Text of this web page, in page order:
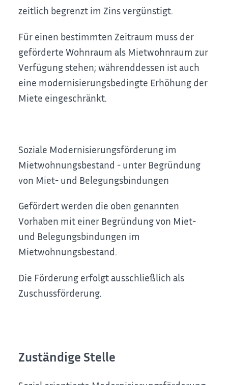
zeitlich begrenzt im Zins vergünstigt.
Für einen bestimmten Zeitraum muss der
geförderte Wohnraum als Mietwohnraum zur
Verfügung stehen; währenddessen ist auch
eine modernisierungsbedingte Erhöhung der
Miete eingeschränkt.
Soziale Modernisierungsförderung im
Mietwohnungsbestand - unter Begründung
von Miet- und Belegungsbindungen
Gefördert werden die oben genannten
Vorhaben mit einer Begründung von Miet-
und Belegungsbindungen im
Mietwohnungsbestand.
Die Förderung erfolgt ausschließlich als
Zuschussförderung.
Zuständige Stelle